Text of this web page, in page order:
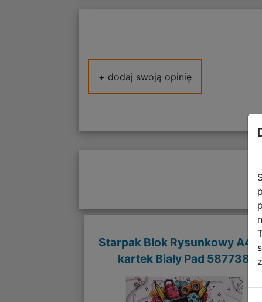
+ dodaj swoją opinię
Starpak Blok Rysunkowy A4
kartek Biały Pad 587738